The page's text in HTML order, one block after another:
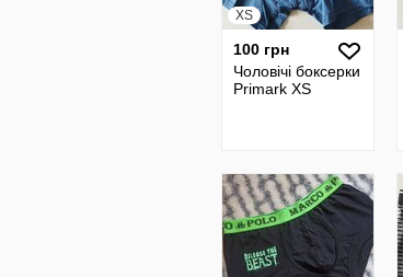
XS
100 грн
Чоловічі боксерки
Primark XS